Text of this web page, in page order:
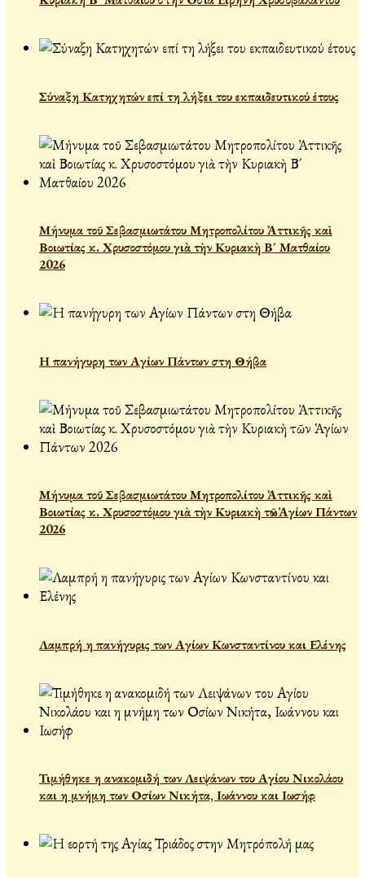
Σύναξη Κατηχητών επί τη λήξει του εκπαιδευτικού έτους
Μήνυμα τοῦ Σεβασμιωτάτου Μητροπολίτου Ἀττικῆς καὶ
Βοιωτίας κ. Χρυσοστόμου γιὰ τὴν Κυριακὴ Β´ Ματθαίου
2026
Η πανήγυρη των Αγίων Πάντων στη Θήβα
Μήνυμα τοῦ Σεβασμιωτάτου Μητροπολίτου Ἀττικῆς καὶ
Βοιωτίας κ. Χρυσοστόμου γιὰ τὴν Κυριακὴ τῶν Ἁγίων Πάντων
2026
Λαμπρή η πανήγυρις των Αγίων Κωνσταντίνου και Ελένης
Τιμήθηκε η ανακομιδή των Λειψάνων του Αγίου Νικολάου
και η μνήμη των Οσίων Νικήτα, Ιωάννου και Ιωσήφ